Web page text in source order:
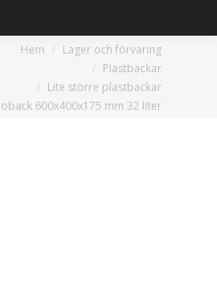
Hem
Lager och förvaring
Plastbackar
Lite större plastbackar
600x400x175 mm 32 liter